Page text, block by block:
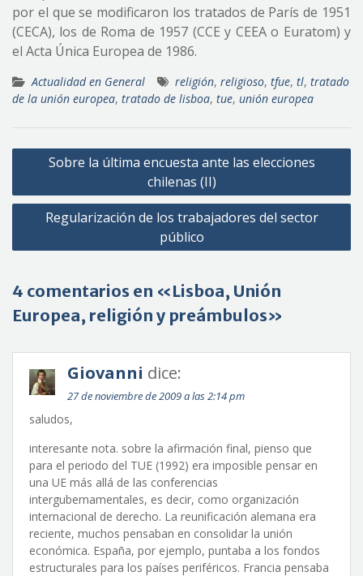
por el que se modificaron los tratados de París de 1951
(CECA), los de Roma de 1957 (CCE y CEEA o Euratom) y
el Acta Única Europea de 1986.
Actualidad en General religión, religioso, tfue, tl, tratado
de la unión europea, tratado de lisboa, tue, unión europea
Navegación
entradas
Sobre la última encuesta ante las elecciones
chilenas (II)
Regularización de los trabajadores del sector
público
4 comentarios en «Lisboa, Unión
Europea, religión y preámbulos»
Giovanni dice:
27 de noviembre de 2009 a las 2:14 pm
saludos,
interesante nota. sobre la afirmación final, pienso que
para el periodo del TUE (1992) era imposible pensar en
una UE más allá de las conferencias
intergubernamentales, es decir, como organización
internacional de derecho. La reunificación alemana era
reciente, muchos pensaban en consolidar la unión
económica. España, por ejemplo, puntaba a los fondos
estructurales para los países periféricos. Francia pensaba